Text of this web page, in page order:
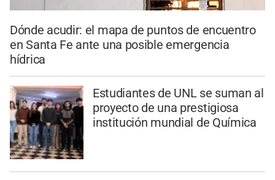
Dónde acudir: el mapa de puntos de encuentro
en Santa Fe ante una posible emergencia
hídrica
Estudiantes de UNL se suman al
proyecto de una prestigiosa
institución mundial de Química